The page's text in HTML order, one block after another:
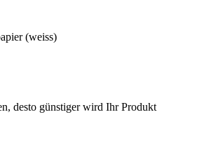
(weiss)
desto günstiger wird Ihr Produkt